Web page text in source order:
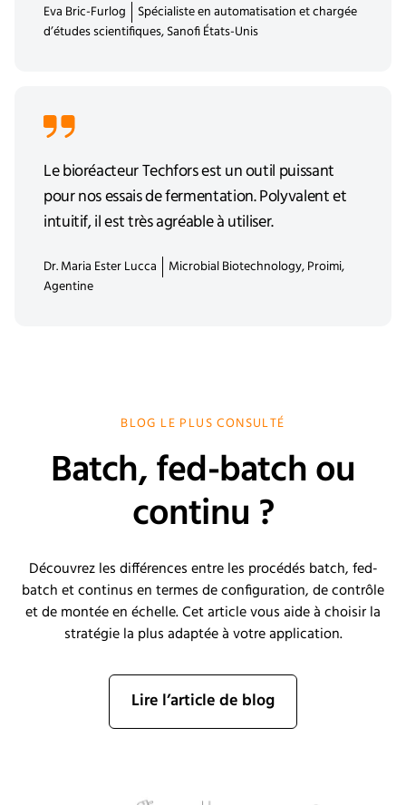
Eva Bric-Furlog
Spécialiste en automatisation et chargée
d’études scientifiques, Sanofi États-Unis
Le bioréacteur Techfors est un outil puissant
pour nos essais de fermentation. Polyvalent et
intuitif, il est très agréable à utiliser.
Dr. Maria Ester Lucca
Microbial Biotechnology, Proimi,
Agentine
BLOG LE PLUS CONSULTÉ
Batch, fed-batch ou
continu ?
Découvrez les différences entre les procédés batch, fed-
batch et continus en termes de configuration, de contrôle
et de montée en échelle. Cet article vous aide à choisir la
stratégie la plus adaptée à votre application.
Lire l’article de blog